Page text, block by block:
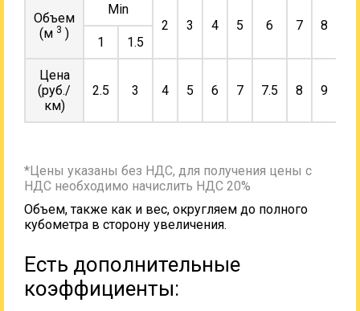
Объем
(м 3 )
Min
2
3 4 5 6 7 8
1
1.5
Цена
(руб./
км)
2.5 3 4 5 6 7 7.5 8 9
*Цены указаны без НДС, для получения цены с
НДС необходимо начислить НДС 20%
Объем, также как и вес, округляем до полного
кубометра в сторону увеличения.
Есть дополнительные
коэффициенты: